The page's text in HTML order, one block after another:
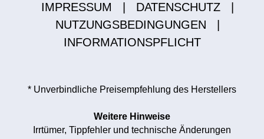
IMPRESSUM DATENSCHUTZ
NUTZUNGSBEDINGUNGEN
INFORMATIONSPFLICHT
* Unverbindliche Preisempfehlung des Herstellers
Weitere Hinweise
Irrtümer, Tippfehler und technische Änderungen